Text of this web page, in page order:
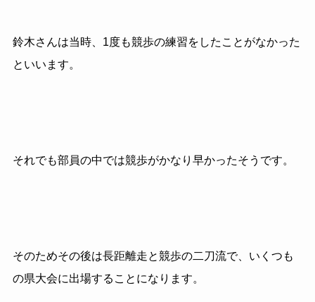
鈴木さんは当時、1度も競歩の練習をしたことがなかった
といいます。
それでも部員の中では競歩がかなり早かったそうです。
そのためその後は長距離走と競歩の二刀流で、いくつも
の県大会に出場することになります。